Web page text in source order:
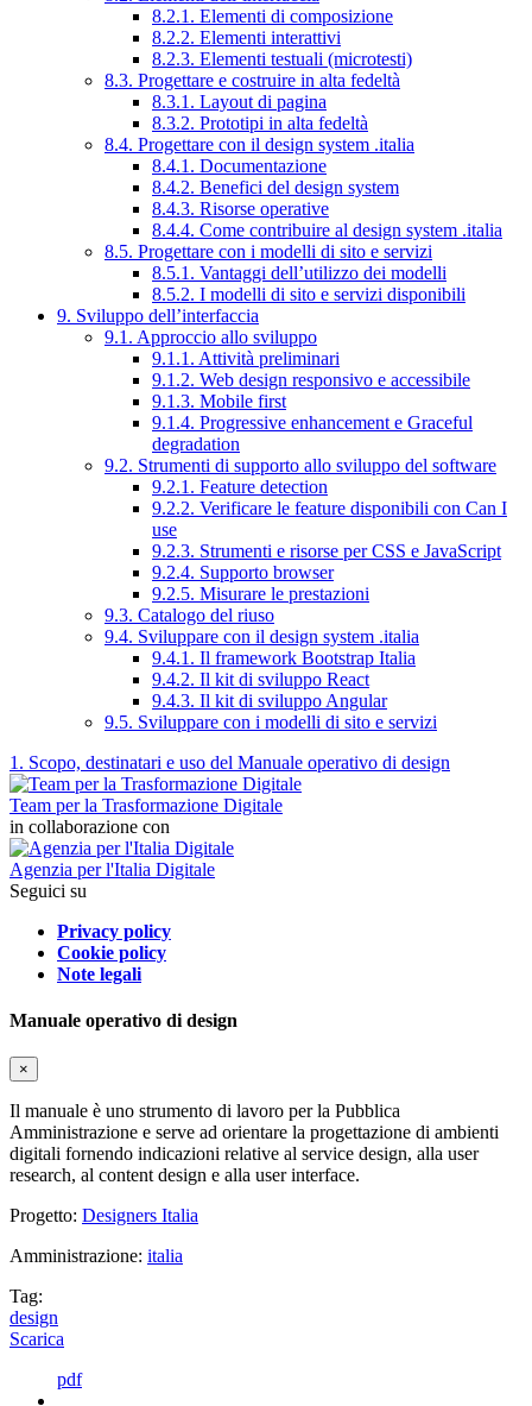
8.2.1. Elementi di composizione
8.2.2. Elementi interattivi
8.2.3. Elementi testuali (microtesti)
8.3. Progettare e costruire in alta fedeltà
8.3.1. Layout di pagina
8.3.2. Prototipi in alta fedeltà
8.4. Progettare con il design system .italia
8.4.1. Documentazione
8.4.2. Benefici del design system
8.4.3. Risorse operative
8.4.4. Come contribuire al design system .italia
8.5. Progettare con i modelli di sito e servizi
8.5.1. Vantaggi dell’utilizzo dei modelli
8.5.2. I modelli di sito e servizi disponibili
9. Sviluppo dell’interfaccia
9.1. Approccio allo sviluppo
9.1.1. Attività preliminari
9.1.2. Web design responsivo e accessibile
9.1.3. Mobile first
9.1.4. Progressive enhancement e Graceful
degradation
9.2. Strumenti di supporto allo sviluppo del software
9.2.1. Feature detection
9.2.2. Verificare le feature disponibili con Can I
use
9.2.3. Strumenti e risorse per CSS e JavaScript
9.2.4. Supporto browser
9.2.5. Misurare le prestazioni
9.3. Catalogo del riuso
9.4. Sviluppare con il design system .italia
9.4.1. Il framework Bootstrap Italia
9.4.2. Il kit di sviluppo React
9.4.3. Il kit di sviluppo Angular
9.5. Sviluppare con i modelli di sito e servizi
1. Scopo, destinatari e uso del Manuale operativo di design
Team per la Trasformazione Digitale
in collaborazione con
Agenzia per l'Italia Digitale
Seguici su
Privacy policy
Cookie policy
Note legali
Manuale operativo di design
×
Il manuale è uno strumento di lavoro per la Pubblica
Amministrazione e serve ad orientare la progettazione di ambienti
digitali fornendo indicazioni relative al service design, alla user
research, al content design e alla user interface.
Progetto: Designers Italia
Amministrazione: italia
Tag:
design
Scarica
pdf